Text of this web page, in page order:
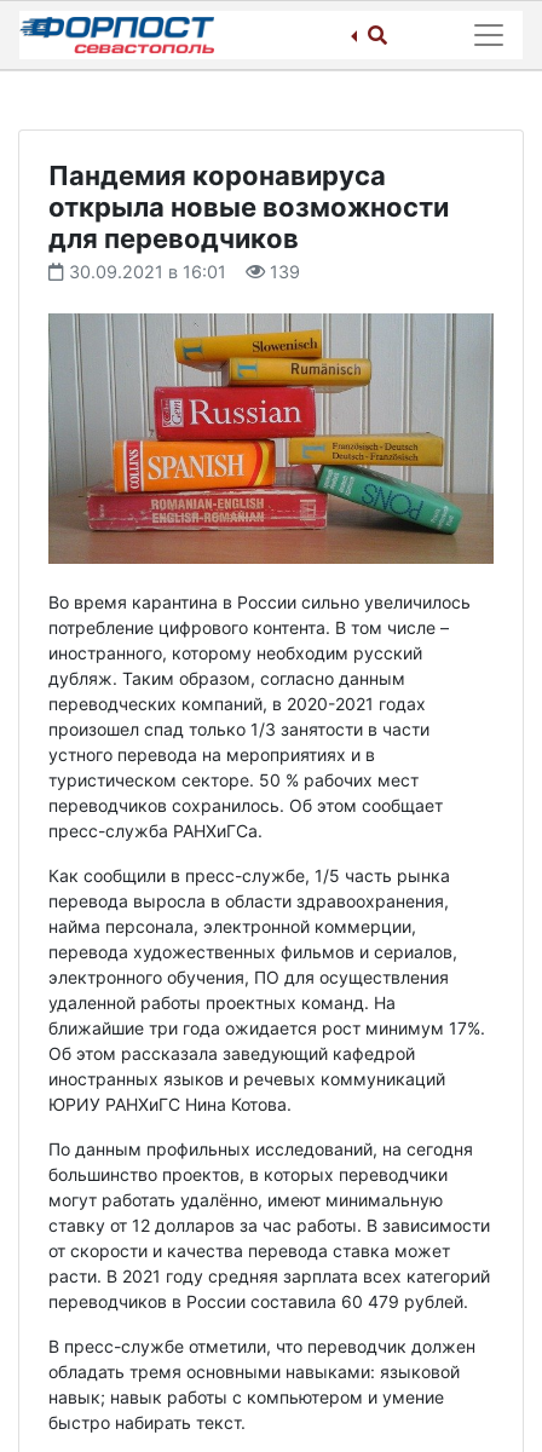
Skip
content
Пандемия коронавируса
открыла новые возможности
для переводчиков
30.09.2021 в 16:01 139
Во время карантина в России сильно увеличилось
потребление цифрового контента. В том числе –
иностранного, которому необходим русский
дубляж. Таким образом, согласно данным
переводческих компаний, в 2020-2021 годах
произошел спад только 1/3 занятости в части
устного перевода на мероприятиях и в
туристическом секторе. 50 % рабочих мест
переводчиков сохранилось. Об этом сообщает
пресс-служба РАНХиГСа.
Как сообщили в пресс-службе, 1/5 часть рынка
перевода выросла в области здравоохранения,
найма персонала, электронной коммерции,
перевода художественных фильмов и сериалов,
электронного обучения, ПО для осуществления
удаленной работы проектных команд. На
ближайшие три года ожидается рост минимум 17%.
Об этом рассказала заведующий кафедрой
иностранных языков и речевых коммуникаций
ЮРИУ РАНХиГС Нина Котова.
По данным профильных исследований, на сегодня
большинство проектов, в которых переводчики
могут работать удалённо, имеют минимальную
ставку от 12 долларов за час работы. В зависимости
от скорости и качества перевода ставка может
расти. В 2021 году средняя зарплата всех категорий
переводчиков в России составила 60 479 рублей.
В пресс-службе отметили, что переводчик должен
обладать тремя основными навыками: языковой
навык; навык работы с компьютером и умение
быстро набирать текст.